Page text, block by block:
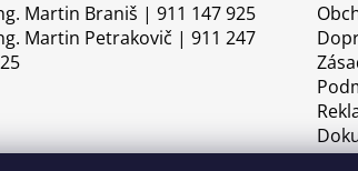
Martin Braniš | 911 147 925
Martin Petrakovič | 911 247